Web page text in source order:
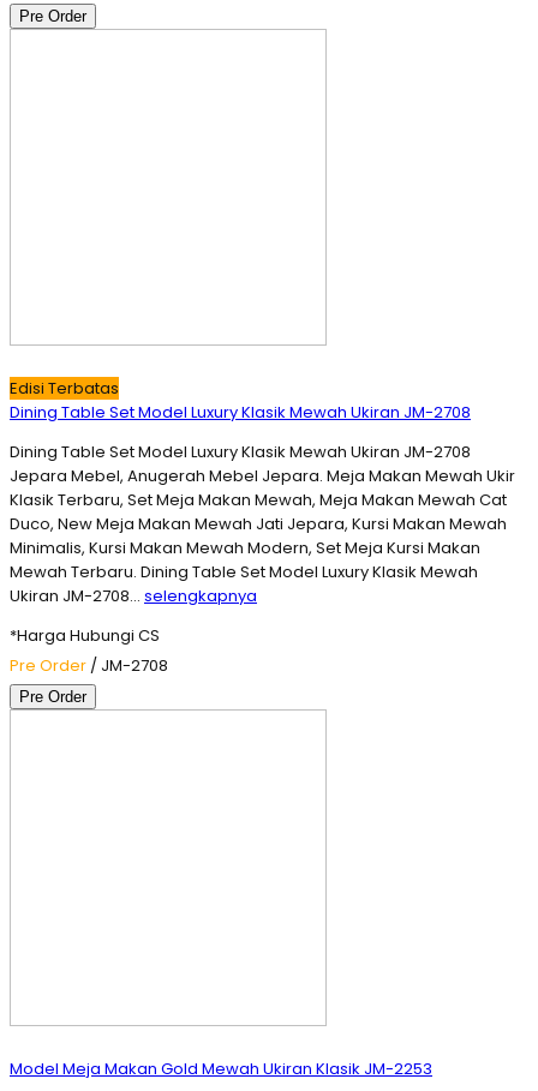
Pre Order
Edisi Terbatas
Dining Table Set Model Luxury Klasik Mewah Ukiran JM-2708
Dining Table Set Model Luxury Klasik Mewah Ukiran JM-2708
Jepara Mebel, Anugerah Mebel Jepara. Meja Makan Mewah Ukir
Klasik Terbaru, Set Meja Makan Mewah, Meja Makan Mewah Cat
Duco, New Meja Makan Mewah Jati Jepara, Kursi Makan Mewah
Minimalis, Kursi Makan Mewah Modern, Set Meja Kursi Makan
Mewah Terbaru. Dining Table Set Model Luxury Klasik Mewah
Ukiran JM-2708… selengkapnya
*Harga Hubungi CS
Pre Order / JM-2708
Pre Order
Model Meja Makan Gold Mewah Ukiran Klasik JM-2253